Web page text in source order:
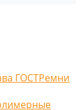
ГОСТРемни